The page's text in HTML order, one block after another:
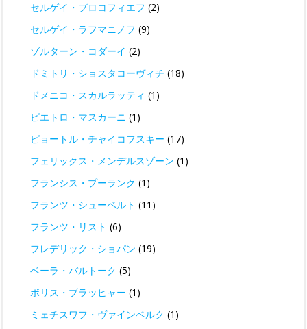
セルゲイ・プロコフィエフ (2)
セルゲイ・ラフマニノフ (9)
ゾルターン・コダーイ (2)
ドミトリ・ショスタコーヴィチ (18)
ドメニコ・スカルラッティ (1)
ピエトロ・マスカーニ (1)
ピョートル・チャイコフスキー (17)
フェリックス・メンデルスゾーン (1)
フランシス・プーランク (1)
フランツ・シューベルト (11)
フランツ・リスト (6)
フレデリック・ショパン (19)
ベーラ・バルトーク (5)
ボリス・ブラッヒャー (1)
ミェチスワフ・ヴァインベルク (1)